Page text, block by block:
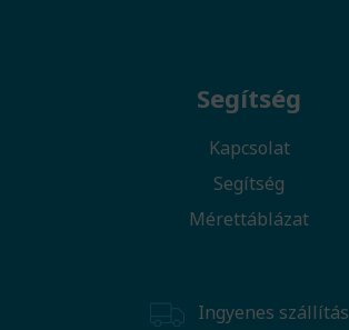
Segítség
Kapcsolat
Segítség
Mérettáblázat
Ingyenes szállítás